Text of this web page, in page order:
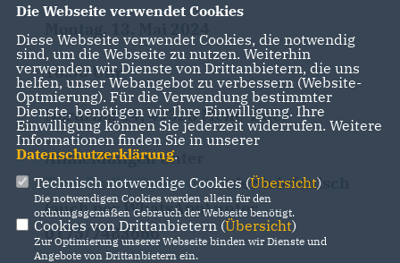
Montag, 13. Mai 2024
16.30 Uhr
Nordring 14, 49328 Melle-Buer
Anmeldungenunter
TimoRadke@yahoo.deoder telefonisch
(auch per WhatsApp) unter
0175/7483666
Die Webseite verwendet Cookies
Diese Webseite verwendet Cookies, die notwendig
sind, um die Webseite zu nutzen. Weiterhin
verwenden wir Dienste von Drittanbietern, die uns
helfen, unser Webangebot zu verbessern (Website-
Optmierung). Für die Verwendung bestimmter
Dienste, benötigen wir Ihre Einwilligung. Ihre
Einwilligung können Sie jederzeit widerrufen. Weitere
Informationen finden Sie in unserer
Datenschutzerklärung.
Technisch notwendige Cookies (Übersicht)
Die notwendigen Cookies werden allein für den
ordnungsgemäßen Gebrauch der Webseite benötigt.
Cookies von Drittanbietern (Übersicht)
Zur Optimierung unserer Webseite binden wir Dienste und
Angebote von Drittanbietern ein.